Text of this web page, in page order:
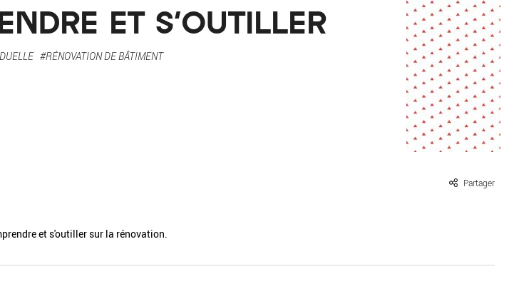
ET S'OUTILLER
#RÉNOVATION DE BÂTIMENT
Partager
et s'outiller sur la rénovation.